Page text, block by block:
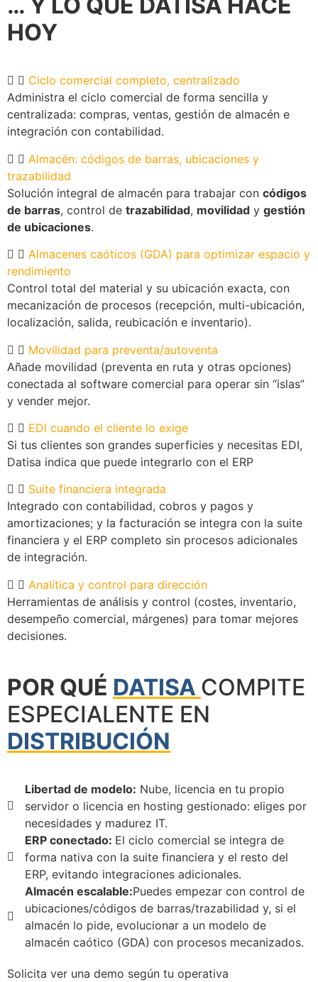
… Y LO QUE DATISA HACE
HOY
Ciclo comercial completo, centralizado
Administra el ciclo comercial de forma sencilla y
centralizada: compras, ventas, gestión de almacén e
integración con contabilidad.
Almacén: códigos de barras, ubicaciones y
trazabilidad
Solución integral de almacén para trabajar con códigos
de barras, control de trazabilidad, movilidad y gestión
de ubicaciones.
Almacenes caóticos (GDA) para optimizar espacio y
rendimiento
Control total del material y su ubicación exacta, con
mecanización de procesos (recepción, multi-ubicación,
localización, salida, reubicación e inventario).
Movilidad para preventa/autoventa
Añade movilidad (preventa en ruta y otras opciones)
conectada al software comercial para operar sin “islas”
y vender mejor.
EDI cuando el cliente lo exige
Si tus clientes son grandes superficies y necesitas EDI,
Datisa indica que puede integrarlo con el ERP
Suite financiera integrada
Integrado con contabilidad, cobros y pagos y
amortizaciones; y la facturación se integra con la suite
financiera y el ERP completo sin procesos adicionales
de integración.
Analítica y control para dirección
Herramientas de análisis y control (costes, inventario,
desempeño comercial, márgenes) para tomar mejores
decisiones.
POR QUÉ DATISA COMPITE
ESPECIALENTE EN
DISTRIBUCIÓN
Libertad de modelo: Nube, licencia en tu propio
servidor o licencia en hosting gestionado: eliges por
necesidades y madurez IT.
ERP conectado: El ciclo comercial se integra de
forma nativa con la suite financiera y el resto del
ERP, evitando integraciones adicionales.
Almacén escalable:Puedes empezar con control de
ubicaciones/códigos de barras/trazabilidad y, si el
almacén lo pide, evolucionar a un modelo de
almacén caótico (GDA) con procesos mecanizados.
Solicita ver una demo según tu operativa